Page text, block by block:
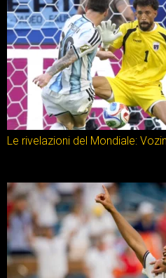
Le rivelazioni del Mondiale: